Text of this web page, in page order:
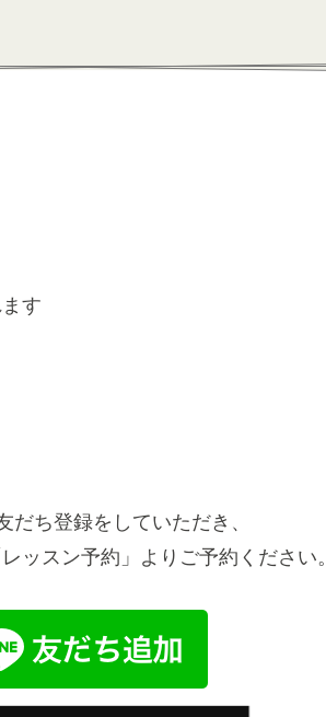
す
だち登録をしていただき、
ッスン予約」よりご予約ください